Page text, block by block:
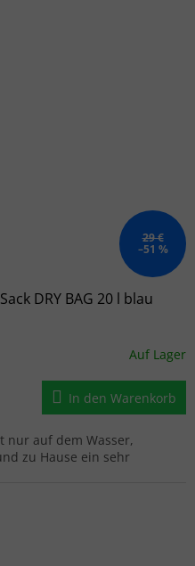
29 €
–51 %
DRY BAG 20 l blau
Auf Lager
In den Warenkorb
nur auf dem Wasser,
zu Hause ein sehr